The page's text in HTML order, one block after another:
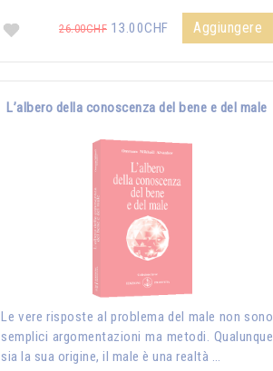
26.00CHF 13.00CHF Aggiungere
L’albero della conoscenza del bene e del male
Le vere risposte al problema del male non sono
semplici argomentazioni ma metodi. Qualunque
sia la sua origine, il male è una realtà …